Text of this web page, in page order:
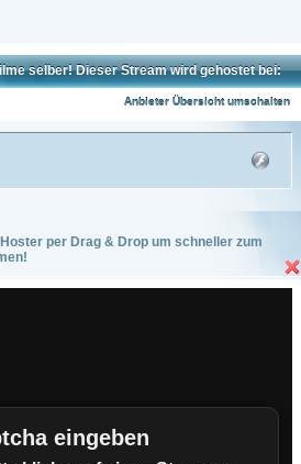
selber! Dieser Stream wird gehostet bei:
Anbieter Übersicht umschalten
per Drag & Drop um schneller zum